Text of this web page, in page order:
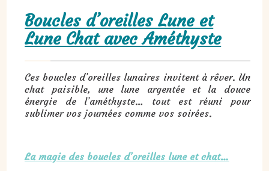
Boucles d’oreilles Lune et
Lune Chat avec Améthyste
Ces boucles d’oreilles lunaires invitent à rêver. Un
chat paisible, une lune argentée et la douce
énergie de l’améthyste… tout est réuni pour
sublimer vos journées comme vos soirées.
La magie des boucles d’oreilles lune et chat…